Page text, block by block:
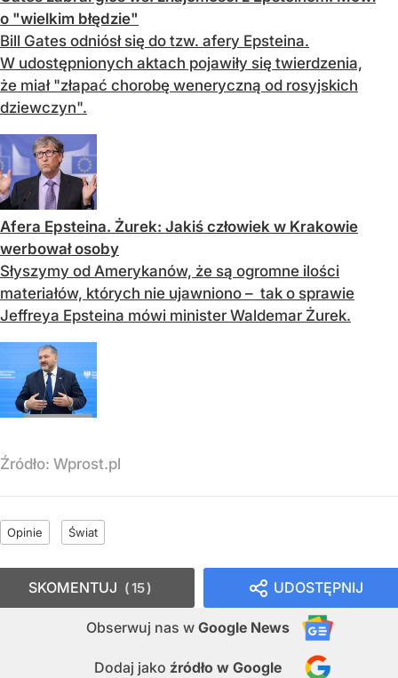
o "wielkim błędzie"
Bill Gates odniósł się do tzw. afery Epsteina.
W udostępnionych aktach pojawiły się twierdzenia,
że miał "złapać chorobę weneryczną od rosyjskich
dziewczyn".
Afera Epsteina. Żurek: Jakiś człowiek w Krakowie
werbował osoby
Słyszymy od Amerykanów, że są ogromne ilości
materiałów, których nie ujawniono – tak o sprawie
Jeffreya Epsteina mówi minister Waldemar Żurek.
Źródło: Wprost.pl
Opinie Świat
UDOSTĘPNIJ
Obserwuj nas w Google News
Dodaj jako źródło w Google
SKOMENTUJ 15